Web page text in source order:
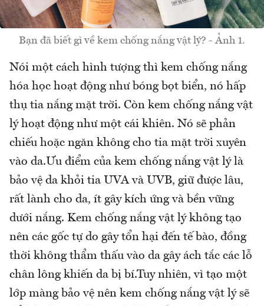
Bạn đã biết gì về kem chống nắng vật lý? - Ảnh 1.
Nói một cách hình tượng thì kem chống nắng
hóa học hoạt động như bóng bọt biển, nó hấp
thụ tia nắng mặt trời. Còn kem chống nắng vật
lý hoạt động như một cái khiên. Nó sẽ phản
chiếu hoặc ngăn không cho tia mặt trời xuyên
vào da.Ưu điểm của kem chống nắng vật lý là
bảo vệ da khỏi tia UVA và UVB, giữ được lâu,
rất lành cho da, ít gây kích ứng và bền vững
dưới nắng. Kem chống nắng vật lý không tạo
nên các gốc tự do gây tổn hại đến tế bào, đồng
thời không thẩm thấu vào da gây ách tắc các lỗ
chân lông khiến da bị bí.Tuy nhiên, vì tạo một
lớp màng bảo vệ nên kem chống nắng vật lý sẽ